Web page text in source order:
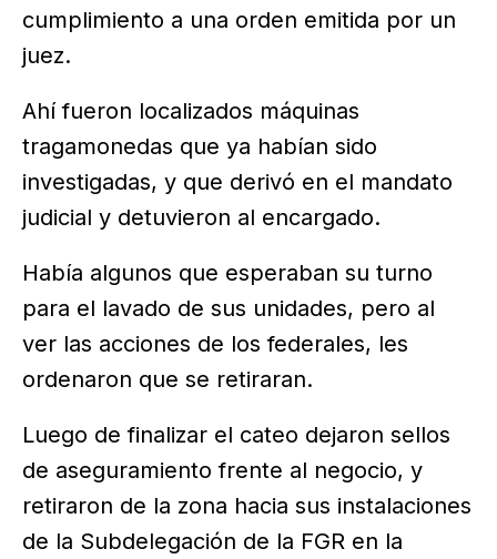
cumplimiento a una orden emitida por un
juez.
Ahí fueron localizados máquinas
tragamonedas que ya habían sido
investigadas, y que derivó en el mandato
judicial y detuvieron al encargado.
Había algunos que esperaban su turno
para el lavado de sus unidades, pero al
ver las acciones de los federales, les
ordenaron que se retiraran.
Luego de finalizar el cateo dejaron sellos
de aseguramiento frente al negocio, y
retiraron de la zona hacia sus instalaciones
de la Subdelegación de la FGR en la